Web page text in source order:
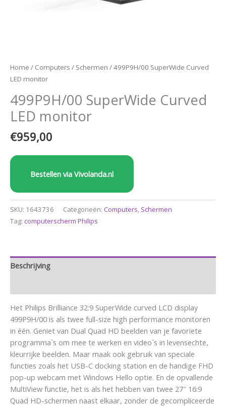
Home / Computers / Schermen / 499P9H/00 SuperWide Curved
LED monitor
499P9H/00 SuperWide Curved
LED monitor
€959,00
Bestellen via Vivolanda.nl
SKU: 1643736 Categorieën: Computers, Schermen
Tag: computerscherm Philips
Beschrijving
Het Philips Brilliance 32:9 SuperWide curved LCD display
499P9H/00 is als twee full-size high performance monitoren
in één. Geniet van Dual Quad HD beelden van je favoriete
programma`s om mee te werken en video`s in levensechte,
kleurrijke beelden. Maar maak ook gebruik van speciale
functies zoals het USB-C docking station en de handige FHD
pop-up webcam met Windows Hello optie. En de opvallende
MultiView functie, het is als het hebben van twee 27″ 16:9
Quad HD-schermen naast elkaar, zonder de gecompliceerde